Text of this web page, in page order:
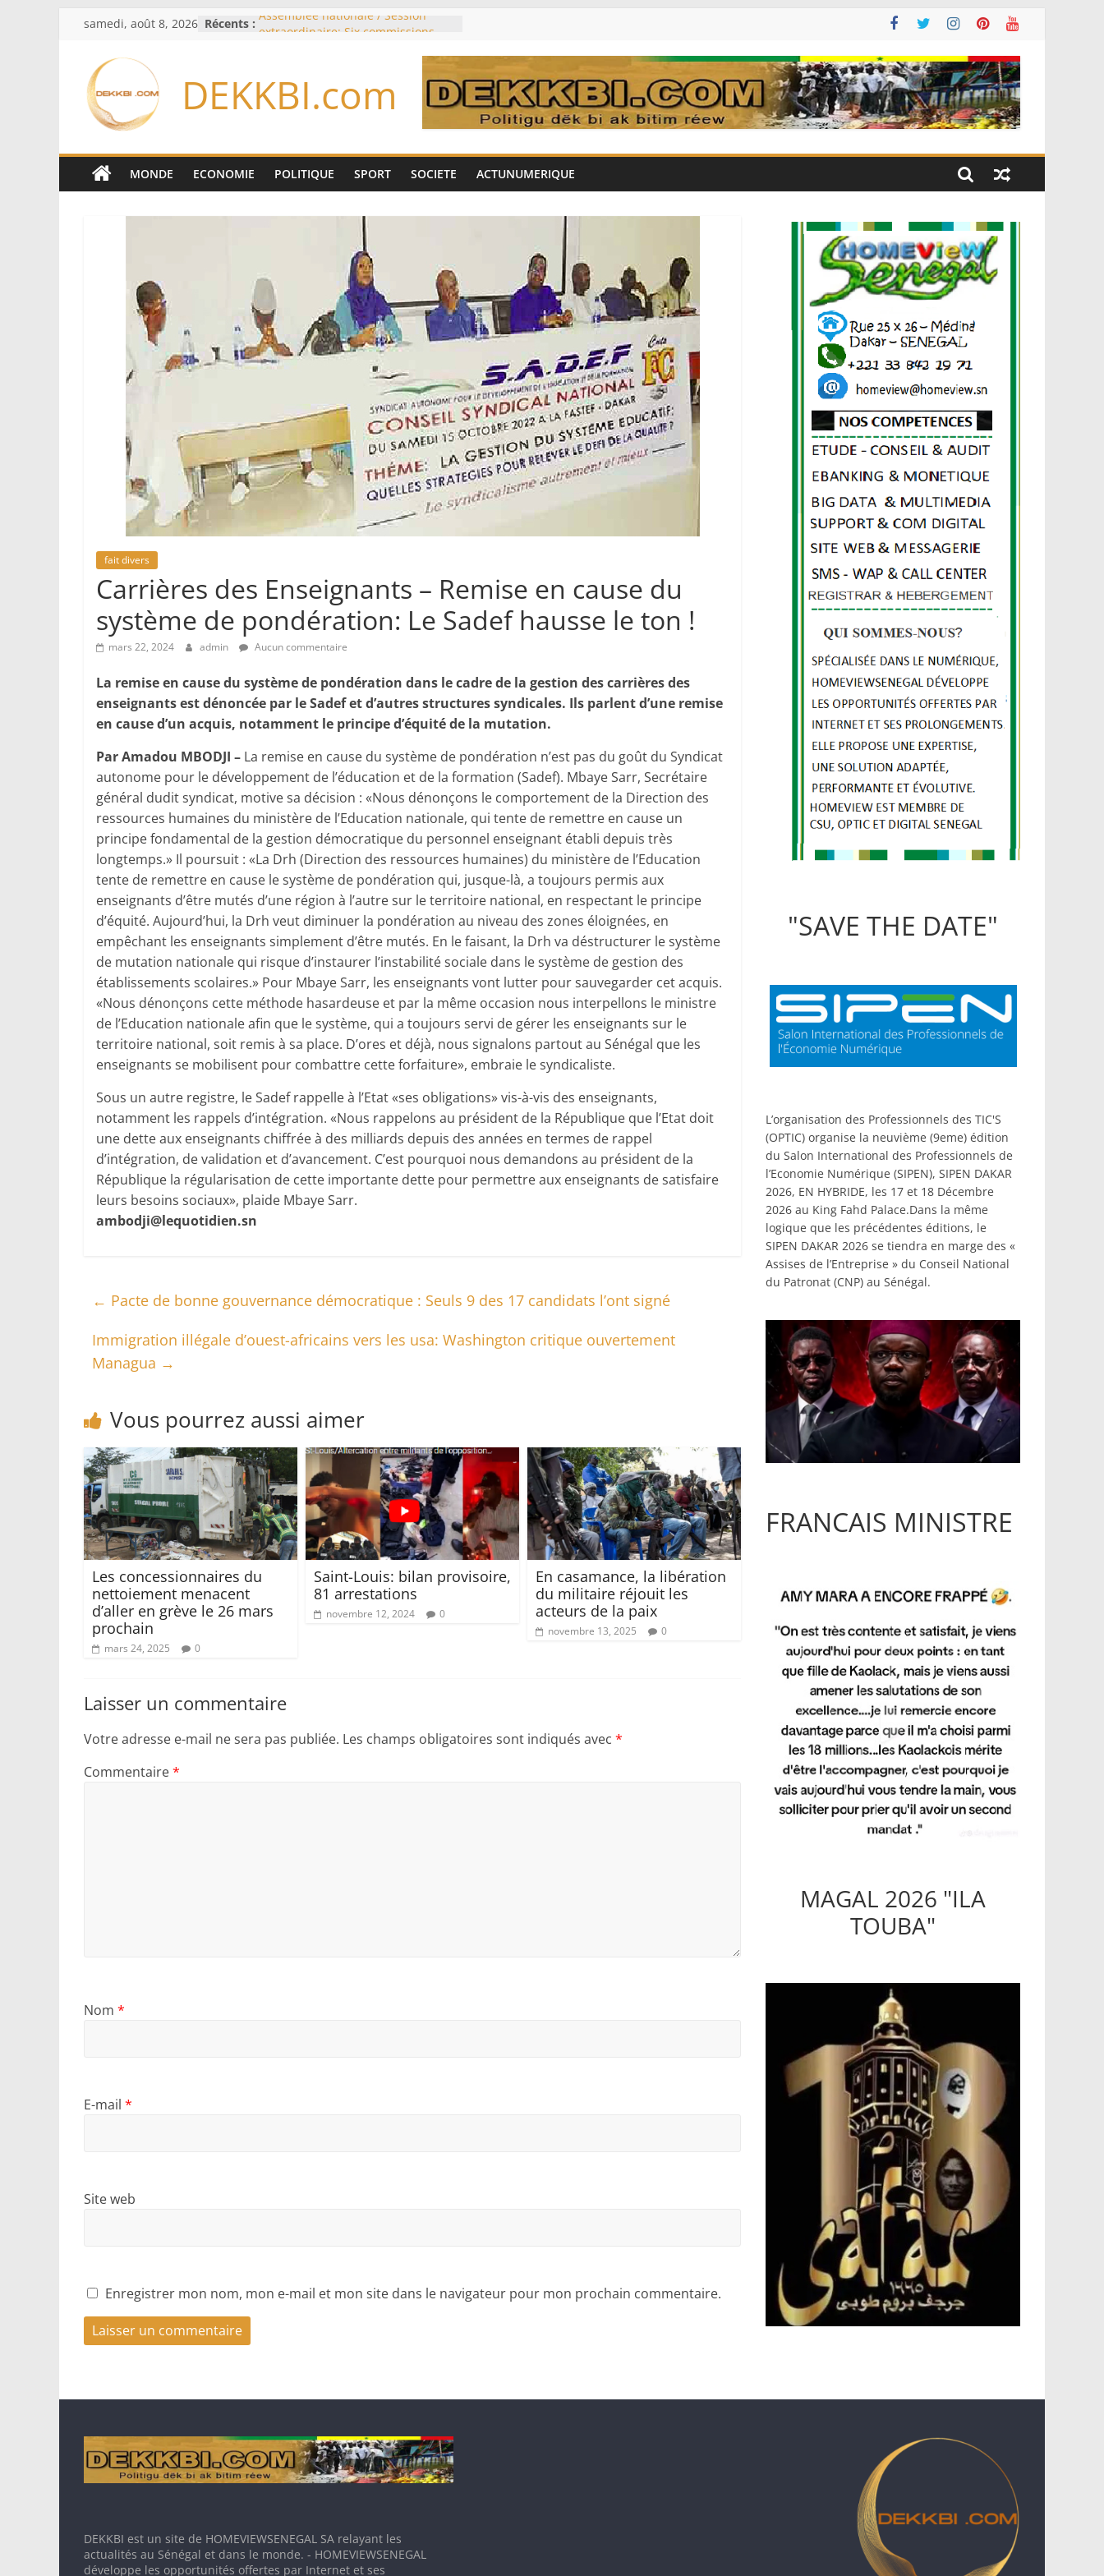
Passer
contenu
samedi, août 8, 2026 Récents : Assemblée nationale / Session
d’enquête à l’ordre du jour ce lundi
de la Espriella
Bénin: Patrice Talon élu président
Moyen-Orient: l’Arabie saoudite, le
Pakistan et la Turquie signent un
accord de défense
exportations de cuivre et de cobalt
concentrés pour valoriser sa
DEKKBI.com
MONDE ECONOMIE POLITIQUE SPORT SOCIETE ACTUNUMERIQUE
fait divers
Carrières des Enseignants – Remise en cause du
système de pondération: Le Sadef hausse le ton !
mars 22, 2024 admin Aucun commentaire
La remise en cause du système de pondération dans le cadre de la gestion des carrières des
enseignants est dénoncée par le Sadef et d’autres structures syndicales. Ils parlent d’une remise
en cause d’un acquis, notamment le principe d’équité de la mutation.
Par Amadou MBODJI – La remise en cause du système de pondération n’est pas du goût du Syndicat
autonome pour le développement de l’éducation et de la formation (Sadef). Mbaye Sarr, Secrétaire
général dudit syndicat, motive sa décision : «Nous dénonçons le comportement de la Direc­tion des
ressources humaines du ministère de l’Education nationale, qui tente de remettre en cause un
principe fondamental de la gestion démocratique du personnel enseignant établi depuis très
longtemps.» Il poursuit : «La Drh (Direction des ressources humaines) du ministère de l’Education
tente de remettre en cause le système de pondération qui, jusque-là, a toujours permis aux
enseignants d’être mutés d’une région à l’autre sur le territoire national, en respectant le principe
d’équité. Aujourd’hui, la Drh veut diminuer la pondération au niveau des zones éloignées, en
empêchant les enseignants simplement d’être mutés. En le faisant, la Drh va déstructurer le système
de mutation nationale qui risque d’instaurer l’instabilité sociale dans le système de gestion des
établissements scolaires.» Pour Mbaye Sarr, les enseignants vont lutter pour sauvegarder cet acquis.
«Nous dé­nonçons cette méthode hasardeuse et par la même occasion nous interpellons le ministre
de l’Education nationale afin que le système, qui a toujours servi de gérer les enseignants sur le
territoire national, soit remis à sa place. D’ores et déjà, nous signalons partout au Sénégal que les
enseignants se mobilisent pour combattre cette forfaiture», embraie le syndicaliste.
Sous un autre registre, le Sadef rappelle à l’Etat «ses obligations» vis-à-vis des enseignants,
notamment les rappels d’intégration. «Nous rappelons au président de la République que l’Etat doit
une dette aux enseignants chiffrée à des milliards depuis des années en termes de rappel
d’intégration, de validation et d’avancement. C’est pourquoi nous demandons au président de la
République la régularisation de cette importante dette pour permettre aux enseignants de satisfaire
leurs besoins sociaux», plaide Mbaye Sarr.
ambodji@lequotidien.sn
← Pacte de bonne gouvernance démocratique : Seuls 9 des 17 candidats l’ont signé
Immigration illégale d’ouest-africains vers les usa: Washington critique ouvertement
Managua →
Vous pourrez aussi aimer
Les concessionnaires du
nettoiement menacent
d’aller en grève le 26 mars
prochain
mars 24, 2025 0
Saint-Louis: bilan provisoire,
81 arrestations
novembre 12, 2024 0
En casamance, la libération
du militaire réjouit les
acteurs de la paix
novembre 13, 2025 0
Laisser un commentaire
Votre adresse e-mail ne sera pas publiée. Les champs obligatoires sont indiqués avec *
Commentaire*
Nom *
E-mail *
Site web
Enregistrer mon nom, mon e-mail et mon site dans le navigateur pour mon prochain commentaire.
"SAVE THE DATE"
L’organisation des Professionnels des TIC'S
(OPTIC) organise la neuvième (9eme) édition
du Salon International des Professionnels de
l’Economie Numérique (SIPEN), SIPEN DAKAR
2026, EN HYBRIDE, les 17 et 18 Décembre
2026 au King Fahd Palace.Dans la même
logique que les précédentes éditions, le
SIPEN DAKAR 2026 se tiendra en marge des «
Assises de l’Entreprise » du Conseil National
du Patronat (CNP) au Sénégal.
FRANCAIS MINISTRE
MAGAL 2026 "ILA
TOUBA"
DEKKBI est un site de HOMEVIEWSENEGAL SA relayant les
actualités au Sénégal et dans le monde. - HOMEVIEWSENEGAL
développe les opportunités offertes par Internet et ses